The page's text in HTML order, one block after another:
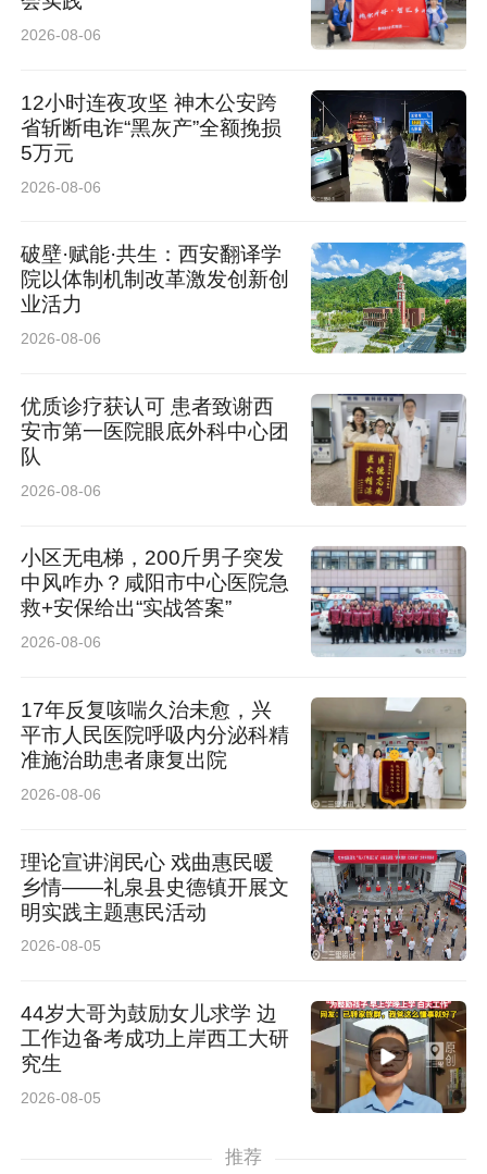
2026-08-06
12小时连夜攻坚 神木公安跨
省斩断电诈“黑灰产”全额挽损
5万元
2026-08-06
破壁·赋能·共生：西安翻译学
院以体制机制改革激发创新创
业活力
2026-08-06
优质诊疗获认可 患者致谢西
安市第一医院眼底外科中心团
队
2026-08-06
小区无电梯，200斤男子突发
中风咋办？咸阳市中心医院急
救+安保给出“实战答案”
2026-08-06
17年反复咳喘久治未愈，兴
平市人民医院呼吸内分泌科精
准施治助患者康复出院
2026-08-06
理论宣讲润民心 戏曲惠民暖
乡情——礼泉县史德镇开展文
明实践主题惠民活动
2026-08-05
44岁大哥为鼓励女儿求学 边
工作边备考成功上岸西工大研
究生
2026-08-05
推荐